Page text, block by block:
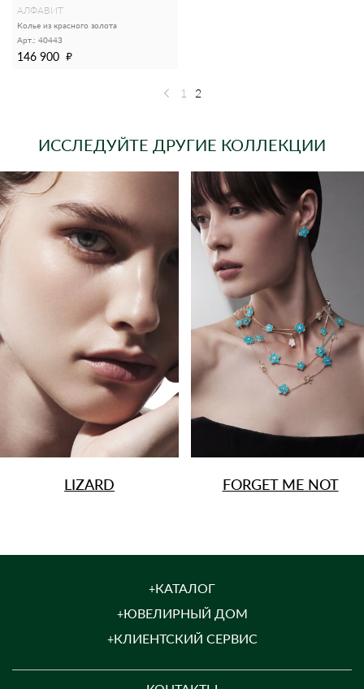
АЛФАВИТ
Колье из красного золота
Арт.: 40443
146 900
1 2
ИССЛЕДУЙТЕ ДРУГИЕ КОЛЛЕКЦИИ
LIZARD FORGET ME NOT
КАТАЛОГ
ЮВЕЛИРНЫЙ ДОМ
КЛИЕНТСКИЙ СЕРВИС